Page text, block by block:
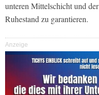
unteren Mittelschicht und
Ruhestand zu garantieren.
Anzeige